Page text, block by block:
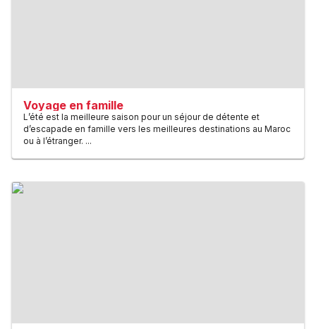
Voyage en famille
L’été est la meilleure saison pour un séjour de détente et
d’escapade en famille vers les meilleures destinations au Maroc
ou à l’étranger. ...